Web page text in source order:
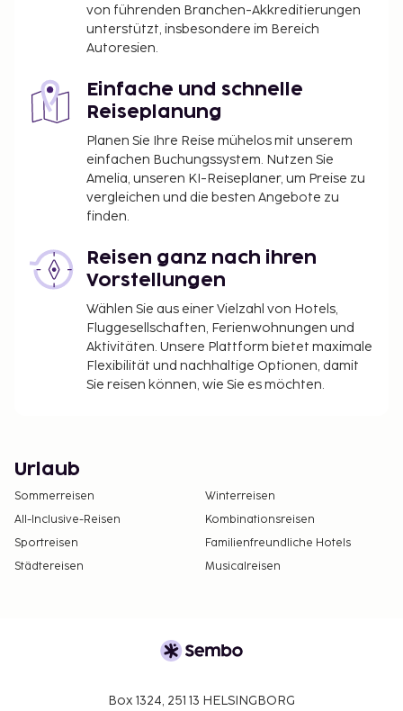
von führenden Branchen-Akkreditierungen
unterstützt, insbesondere im Bereich
Autoresien.
Einfache und schnelle
Reiseplanung
Planen Sie Ihre Reise mühelos mit unserem
einfachen Buchungssystem. Nutzen Sie
Amelia, unseren KI-Reiseplaner, um Preise zu
vergleichen und die besten Angebote zu
finden.
Reisen ganz nach ihren
Vorstellungen
Wählen Sie aus einer Vielzahl von Hotels,
Fluggesellschaften, Ferienwohnungen und
Aktivitäten. Unsere Plattform bietet maximale
Flexibilität und nachhaltige Optionen, damit
Sie reisen können, wie Sie es möchten.
Urlaub
Sommerreisen
Winterreisen
All-Inclusive-Reisen
Kombinationsreisen
Sportreisen
Familienfreundliche Hotels
Städtereisen
Musicalreisen
Box 1324, 251 13 HELSINGBORG